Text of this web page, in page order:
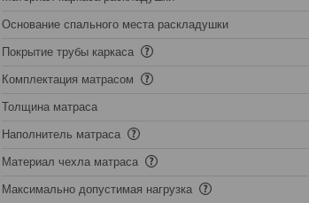
Основание спального места раскладушки
Покрытие трубы каркаса
Комплектация матрасом
Толщина матраса
Наполнитель матраса
Материал чехла матраса
Максимально допустимая нагрузка